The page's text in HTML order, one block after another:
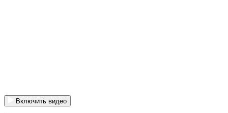
Включить видео